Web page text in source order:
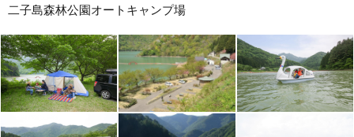
二子島森林公園オートキャンプ場